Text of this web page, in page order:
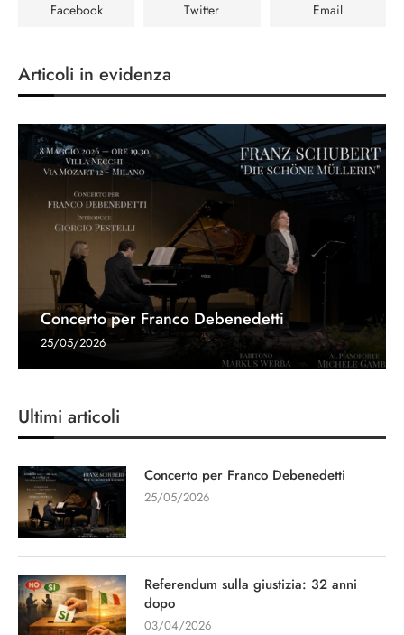
Facebook Twitter Email
Articoli in evidenza
Concerto per Franco Debenedetti
25/05/2026
Ultimi articoli
Concerto per Franco Debenedetti
25/05/2026
Referendum sulla giustizia: 32 anni
dopo
03/04/2026